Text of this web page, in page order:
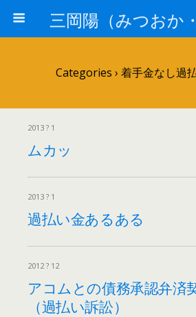
Categories › 着手金なし過
2013 ? 1
ムカッ
2013 ? 1
過払い金あるある
2012 ? 12
アコムとの債務承認弁済
（過払い訴訟）